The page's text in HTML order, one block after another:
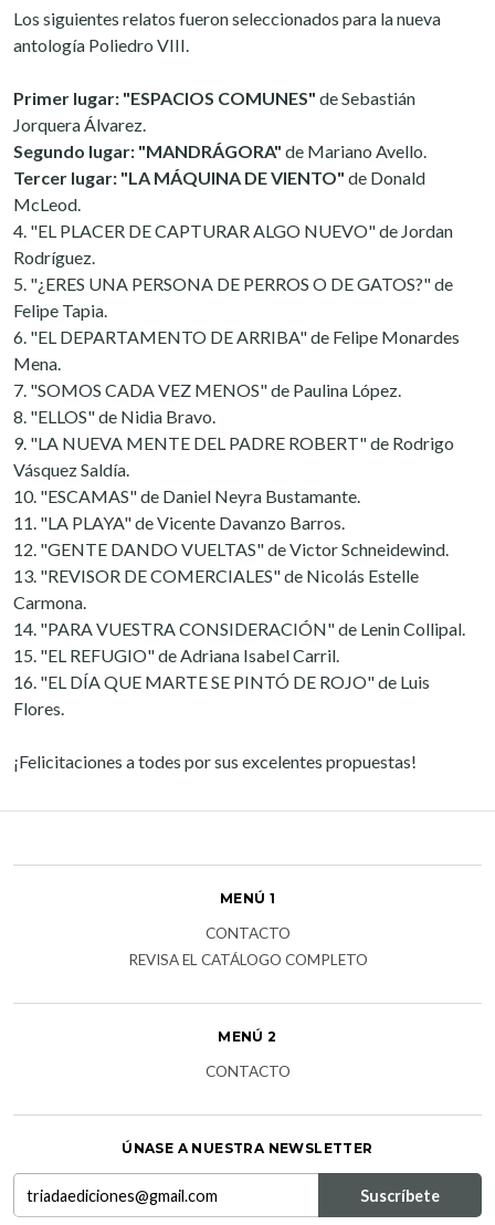
Los siguientes relatos fueron seleccionados para la nueva
antología Poliedro VIII.
Primer lugar: "ESPACIOS COMUNES" de Sebastián
Jorquera Álvarez.
Segundo lugar: "MANDRÁGORA" de Mariano Avello.
Tercer lugar: "LA MÁQUINA DE VIENTO" de Donald
McLeod.
4. "EL PLACER DE CAPTURAR ALGO NUEVO" de Jordan
Rodríguez.
5. "¿ERES UNA PERSONA DE PERROS O DE GATOS?" de
Felipe Tapia.
6. "EL DEPARTAMENTO DE ARRIBA" de Felipe Monardes
Mena.
7. "SOMOS CADA VEZ MENOS" de Paulina López.
8. "ELLOS" de Nidia Bravo.
9. "LA NUEVA MENTE DEL PADRE ROBERT" de Rodrigo
Vásquez Saldía.
10. "ESCAMAS" de Daniel Neyra Bustamante.
11. "LA PLAYA" de Vicente Davanzo Barros.
12. "GENTE DANDO VUELTAS" de Victor Schneidewind.
13. "REVISOR DE COMERCIALES" de Nicolás Estelle
Carmona.
14. "PARA VUESTRA CONSIDERACIÓN" de Lenin Collipal.
15. "EL REFUGIO" de Adriana Isabel Carril.
16. "EL DÍA QUE MARTE SE PINTÓ DE ROJO" de Luis
Flores.
¡Felicitaciones a todes por sus excelentes propuestas!
MENÚ 1
CONTACTO
REVISA EL CATÁLOGO COMPLETO
MENÚ 2
CONTACTO
ÚNASE A NUESTRA NEWSLETTER